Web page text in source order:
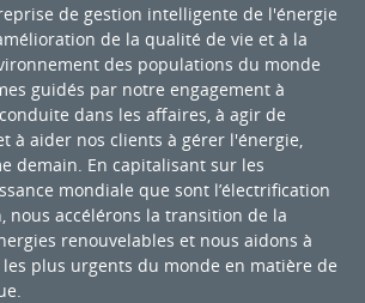
de gestion intelligente de l'énergie
de la qualité de vie et à la
des populations du monde
guidés par notre engagement à
dans les affaires, à agir de
à aider nos clients à gérer l'énergie,
demain. En capitalisant sur les
mondiale que sont l’électrification
nous accélérons la transition de la
renouvelables et nous aidons à
plus urgents du monde en matière de